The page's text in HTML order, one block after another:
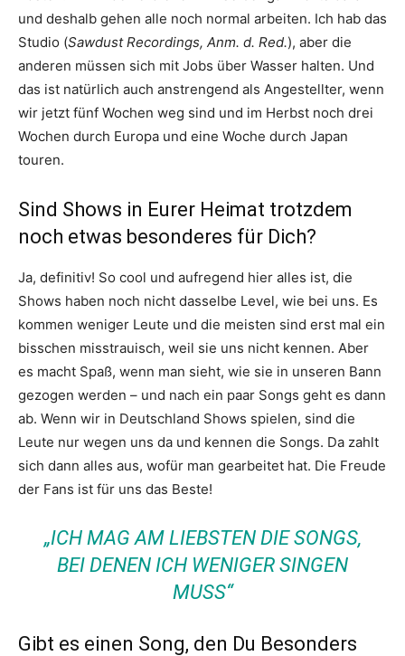
und deshalb gehen alle noch normal arbeiten. Ich hab das
Studio (Sawdust Recordings, Anm. d. Red.), aber die
anderen müssen sich mit Jobs über Wasser halten. Und
das ist natürlich auch anstrengend als Angestellter, wenn
wir jetzt fünf Wochen weg sind und im Herbst noch drei
Wochen durch Europa und eine Woche durch Japan
touren.
Sind Shows in Eurer Heimat trotzdem
noch etwas besonderes für Dich?
Ja, definitiv! So cool und aufregend hier alles ist, die
Shows haben noch nicht dasselbe Level, wie bei uns. Es
kommen weniger Leute und die meisten sind erst mal ein
bisschen misstrauisch, weil sie uns nicht kennen. Aber
es macht Spaß, wenn man sieht, wie sie in unseren Bann
gezogen werden – und nach ein paar Songs geht es dann
ab. Wenn wir in Deutschland Shows spielen, sind die
Leute nur wegen uns da und kennen die Songs. Da zahlt
sich dann alles aus, wofür man gearbeitet hat. Die Freude
der Fans ist für uns das Beste!
„ICH MAG AM LIEBSTEN DIE SONGS,
BEI DENEN ICH WENIGER SINGEN
MUSS“
Gibt es einen Song, den Du Besonders